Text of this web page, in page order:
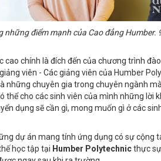
điểm mạnh của Cao đẳng Humber.
chính là đích đến của chương trình
viên - Các giảng viên của Humber
những chuyên gia trong chuyên ngành
thể cho các sinh viên của mình những lời
dụng sẽ cần gì, mong muốn gì ở các
dự án mang tính ứng dụng có sự cộng
học tập tại Humber Polytechnicthực